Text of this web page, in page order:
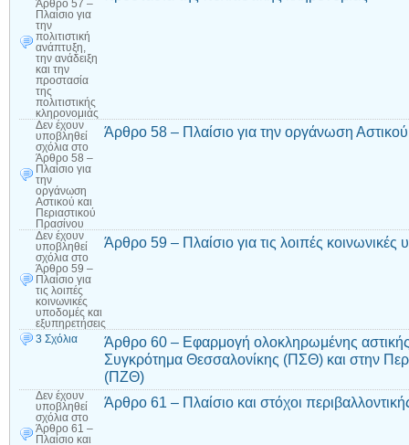
Άρθρο 57 –
Πλαίσιο για
την
πολιτιστική
ανάπτυξη,
την ανάδειξη
και την
προστασία
της
πολιτιστικής
κληρονομιάς
Δεν έχουν
υποβληθεί
σχόλια στο
Άρθρο 58 –
Πλαίσιο για
την
οργάνωση
Αστικού και
Περιαστικού
Πρασίνου
Άρθρο 58 – Πλαίσιο για την οργάνωση
Δεν έχουν
υποβληθεί
σχόλια στο
Άρθρο 59 –
Πλαίσιο για
τις λοιπές
κοινωνικές
υποδομές και
εξυπηρετήσεις
Άρθρο 59 – Πλαίσιο για τις λοιπές κοινωνικές
3 Σχόλια
Άρθρο 60 – Εφαρμογή ολοκληρωμένης αστικής
Συγκρότημα Θεσσαλονίκης (ΠΣΘ) και στην
(ΠΖΘ)
Δεν έχουν
υποβληθεί
σχόλια στο
Άρθρο 61 –
Πλαίσιο και
Άρθρο 61 – Πλαίσιο και στόχοι